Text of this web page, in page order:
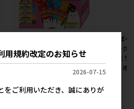
り立つクランキー ちゅ~る和え
BOX まぐろバラエティ
メーカー希望小売価格
[いなば
り立つク
BOX と
【イチオ
ア10】
用規約改定のお知らせ
2026-07-15
をご利用いただき、誠にありが